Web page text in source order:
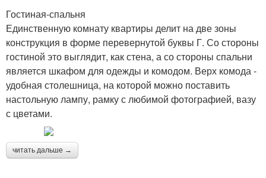
Гостиная-спальня
Единственную комнату квартиры делит на две зоны
конструкция в форме перевернутой буквы Г. Со стороны
гостиной это выглядит, как стена, а со стороны спальни
является шкафом для одежды и комодом. Верх комода -
удобная столешница, на которой можно поставить
настольную лампу, рамку с любимой фотографией, вазу
с цветами.
читать дальше →